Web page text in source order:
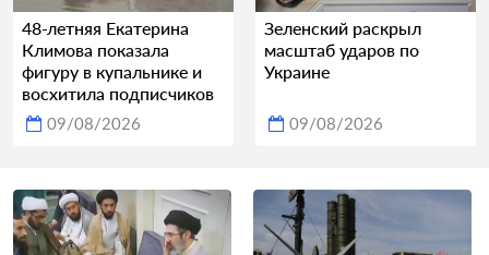
48-летняя Екатерина
Климова показала
фигуру в купальнике и
восхитила подписчиков
09/08/2026
Зеленский раскрыл
масштаб ударов по
Украине
09/08/2026